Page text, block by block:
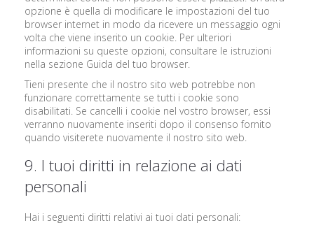
opzione è quella di modificare le impostazioni del tuo
browser internet in modo da ricevere un messaggio ogni
volta che viene inserito un cookie. Per ulteriori
informazioni su queste opzioni, consultare le istruzioni
nella sezione Guida del tuo browser.
Tieni presente che il nostro sito web potrebbe non
funzionare correttamente se tutti i cookie sono
disabilitati. Se cancelli i cookie nel vostro browser, essi
verranno nuovamente inseriti dopo il consenso fornito
quando visiterete nuovamente il nostro sito web.
9. I tuoi diritti in relazione ai dati
personali
Hai i seguenti diritti relativi ai tuoi dati personali: